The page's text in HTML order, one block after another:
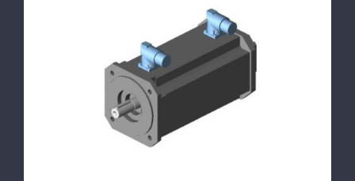
DETTAGLI